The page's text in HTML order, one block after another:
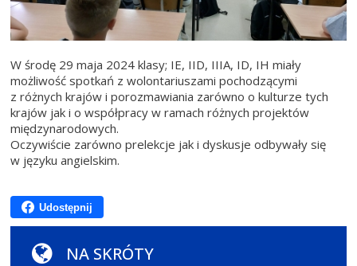
W środę 29 maja 2024 klasy; IE, IID, IIIA, ID, IH miały
możliwość spotkań z wolontariuszami pochodzącymi
z różnych krajów i porozmawiania zarówno o kulturze tych
krajów jak i o współpracy w ramach różnych projektów
międzynarodowych.
Oczywiście zarówno prelekcje jak i dyskusje odbywały się
w języku angielskim.
Udostępnij
NA SKRÓTY